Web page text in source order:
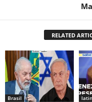
RELATED
Brasil